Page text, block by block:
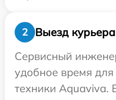
2
Выезд
Сервисный
удобное время для
техники Aquaviva.